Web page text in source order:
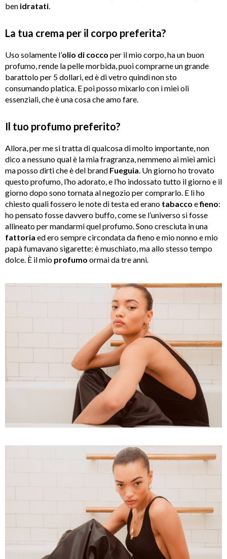
ben idratati
La tua crema per il corpo preferita?
Uso solamente l’olio di cocco per il mio corpo, ha un buon
profumo, rende la pelle morbida, puoi comprarne un grande
barattolo per 5 dollari, ed è di vetro quindi non sto
consumando platica. E poi posso mixarlo con i miei oli
essenziali, che è una cosa che amo fare.
Il tuo profumo preferito?
Allora, per me si tratta di qualcosa di molto importante, non
dico a nessuno qual è la mia fragranza, nemmeno ai miei amici
ma posso dirti che è del brand Fueguia . Un giorno ho trovato
questo profumo, l’ho adorato, e l’ho indossato tutto il giorno e il
giorno dopo sono tornata al negozio per comprarlo. E lì ho
chiesto quali fossero le note di testa ed erano tabacco efieno:
ho pensato fosse davvero buffo, come se l’universo si fosse
allineato per mandarmi quel profumo. Sono cresciuta in una
fattoria ed ero sempre circondata da fieno e mio nonno e mio
papà fumavano sigarette: è muschiato, ma allo stesso tempo
dolce. È il mio profumo ormai da tre anni.